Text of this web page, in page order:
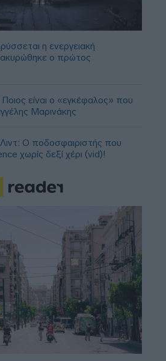
η ενεργειακή
ακυρώθηκε ο πρώτος
είναι ο «εγκέφαλος» που
Μαρινάκης
Ο ποδοσφαιριστής που
χωρίς δεξί χέρι (vid)!